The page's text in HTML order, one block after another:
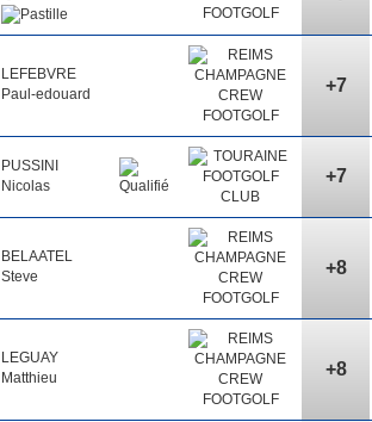
LEFEBVRE
Paul-edouard
+7
PUSSINI
Nicolas
+7
BELAATEL
Steve
+8
LEGUAY
Matthieu
+8